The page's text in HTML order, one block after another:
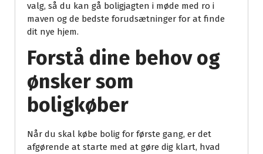
valg, så du kan gå boligjagten i møde med ro i
maven og de bedste forudsætninger for at finde
dit nye hjem.
Forstå dine behov og
ønsker som
boligkøber
Når du skal købe bolig for første gang, er det
afgørende at starte med at gøre dig klart, hvad